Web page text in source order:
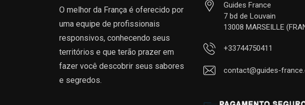
O melhor da França é oferecido por
uma equipe de profissionais
responsivos, conhecendo seus
territórios e que terão prazer em
fazer você descobrir seus sabores
e segredos.
Guides France
7 bd de Louvain
13008 MARSEILLE
+33744750411
contact@guides-